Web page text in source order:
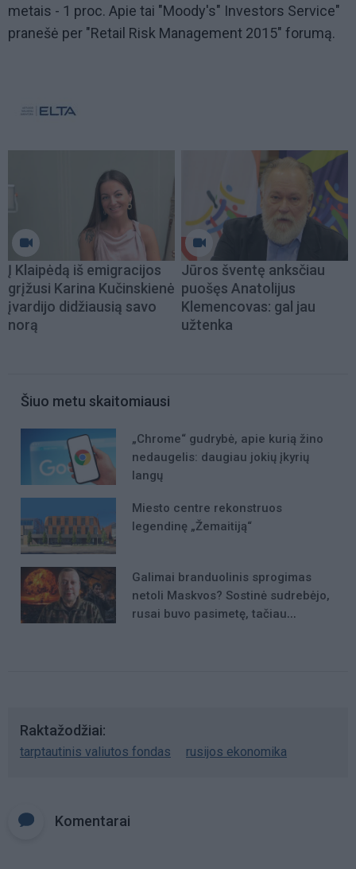
metais - 1 proc. Apie tai "Moody's" Investors Service"
pranešė per "Retail Risk Management 2015" forumą.
Į Klaipėdą iš emigracijos
grįžusi Karina Kučinskienė
įvardijo didžiausią savo
norą
Jūros šventę anksčiau
puošęs Anatolijus
Klemencovas: gal jau
užtenka
Šiuo metu skaitomiausi
„Chrome“ gudrybė, apie kurią žino
nedaugelis: daugiau jokių įkyrių
langų
Miesto centre rekonstruos
legendinę „Žemaitiją“
Galimai branduolinis sprogimas
netoli Maskvos? Sostinė sudrebėjo,
rusai buvo pasimetę, tačiau
Raktažodžiai
tarptautinis valiutos fondas rusijos ekonomika
Komentarai